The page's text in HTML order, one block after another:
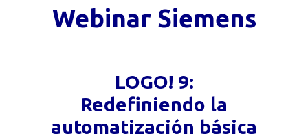
Webinar Siemens
LOGO! 9:
Redefiniendo la
automatización básica